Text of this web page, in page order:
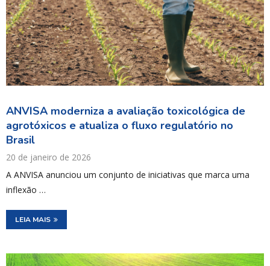
ANVISA moderniza a avaliação toxicológica de
agrotóxicos e atualiza o fluxo regulatório no
Brasil
20 de janeiro de 2026
A ANVISA anunciou um conjunto de iniciativas que marca uma
inflexão …
LEIA MAIS